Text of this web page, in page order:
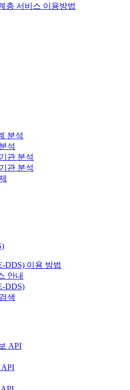
층 서비스 이용방법
분석
석
관 분석
관 분석
DDS) 이용 방법
안내
DDS)
색
API